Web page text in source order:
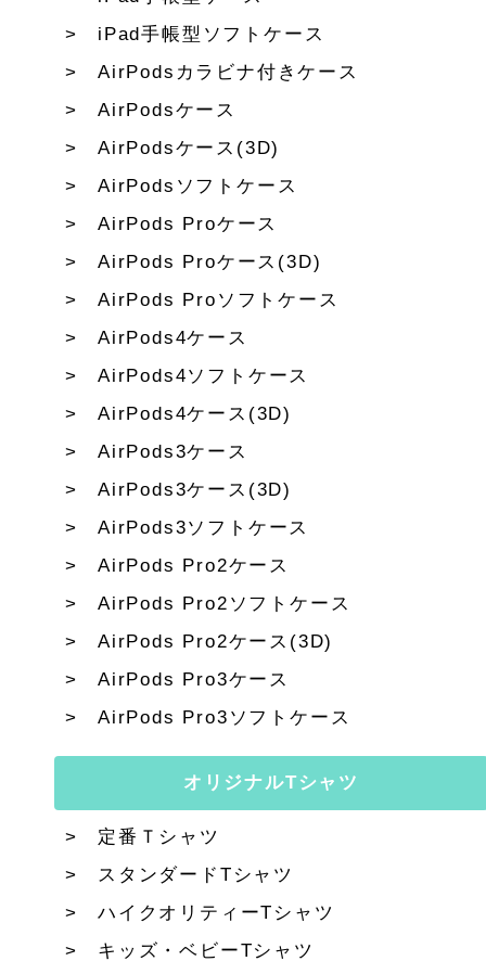
iPad手帳型ソフトケース
AirPodsカラビナ付きケース
AirPodsケース
AirPodsケース(3D)
AirPodsソフトケース
AirPods Proケース
AirPods Proケース(3D)
AirPods Proソフトケース
AirPods4ケース
AirPods4ソフトケース
AirPods4ケース(3D)
AirPods3ケース
AirPods3ケース(3D)
AirPods3ソフトケース
AirPods Pro2ケース
AirPods Pro2ソフトケース
AirPods Pro2ケース(3D)
AirPods Pro3ケース
AirPods Pro3ソフトケース
オリジナルTシャツ
定番Ｔシャツ
スタンダードTシャツ
ハイクオリティーTシャツ
キッズ・ベビーTシャツ